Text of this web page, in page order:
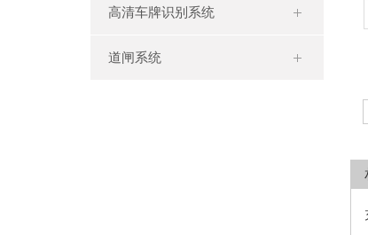
高清车牌识别系统
道闸系统